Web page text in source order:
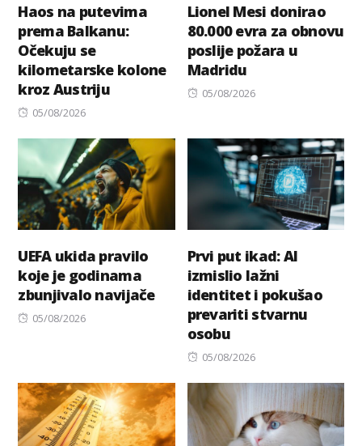
Haos na putevima
prema Balkanu:
Očekuju se
kilometarske kolone
kroz Austriju
Posted
05/08/2026
Lionel Mesi donirao
80.000 evra za obnovu
poslije požara u
Madridu
Posted
05/08/2026
UEFA ukida pravilo
koje je godinama
zbunjivalo navijače
Posted
05/08/2026
Prvi put ikad: AI
izmislio lažni
identitet i pokušao
prevariti stvarnu
osobu
Posted
05/08/2026